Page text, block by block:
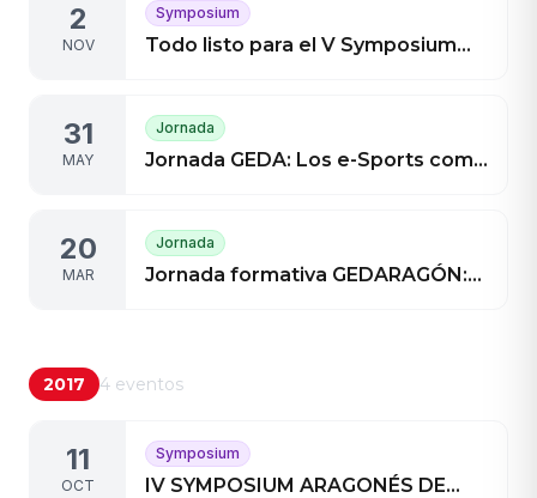
2
NOV
Symposium
Todo listo para el V Symposium
31
MAY
Jornada
Jornada GEDA: Los e-Sports como
20
MAR
Jornada
Jornada formativa GEDARAGÓN:
2017 4 eventos
11
OCT
Symposium
IV SYMPOSIUM ARAGONÉS DE